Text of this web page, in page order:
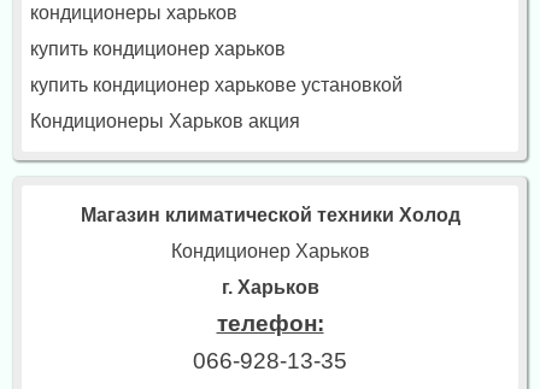
кондиционеры харьков
купить кондиционер харьков
купить кондиционер харькове установкой
Кондиционеры Харьков акция
Магазин климатической техники Холод
Кондиционер Харьков
г. Харьков
телефон:
066-928-13-35